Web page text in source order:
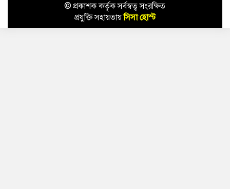
© প্রকাশক কর্তৃক সর্বস্বত্ব সংরক্ষিত
প্রযুক্তি সহায়তায়সিসা হোস্ট